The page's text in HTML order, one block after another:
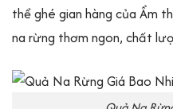
thể ghé gian hàng của Ẩm
na rừng thơm ngon, chất